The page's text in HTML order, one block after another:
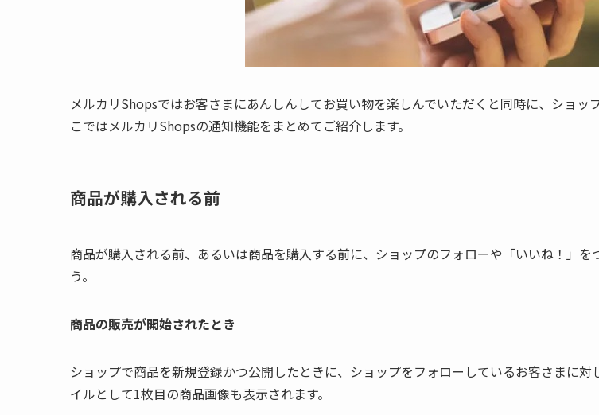
メルカリShopsではお客さまにあんしんしてお買い物を楽しんでいただくと同時に、ショ
こではメルカリShopsの通知機能をまとめてご紹介します。
商品が購入される前
商品が購入される前、あるいは商品を購入する前に、ショップのフォローや「いいね！」
う。
商品の販売が開始されたとき
ショップで商品を新規登録かつ公開したときに、ショップをフォローしているお客さまに
イルとして1枚目の商品画像も表示されます。